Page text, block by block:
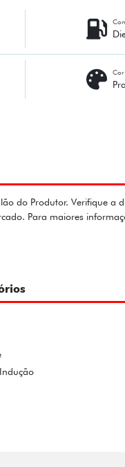
Cor
do Produtor. Verifique a
Para maiores